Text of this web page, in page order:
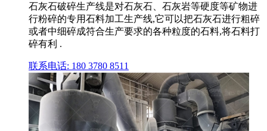
石灰石破碎生产线是对石灰石、石灰岩等硬度等矿物进
行粉碎的专用石料加工生产线,它可以把石灰石进行粗碎
或者中细碎成符合生产要求的各种粒度的石料,将石料打
碎有利 .
联系电话: 180 3780 8511